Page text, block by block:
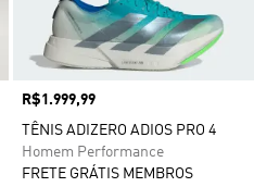
Preço
R$1.999,99
TÊNIS ADIZERO ADIOS PRO 4
Homem Performance
FRETE GRÁTIS MEMBROS